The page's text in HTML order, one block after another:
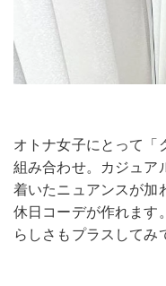
オトナ女子にとって「
組み合わせ。カジュア
着いたニュアンスが加
休日コーデが作れます
らしさもプラスしてみ